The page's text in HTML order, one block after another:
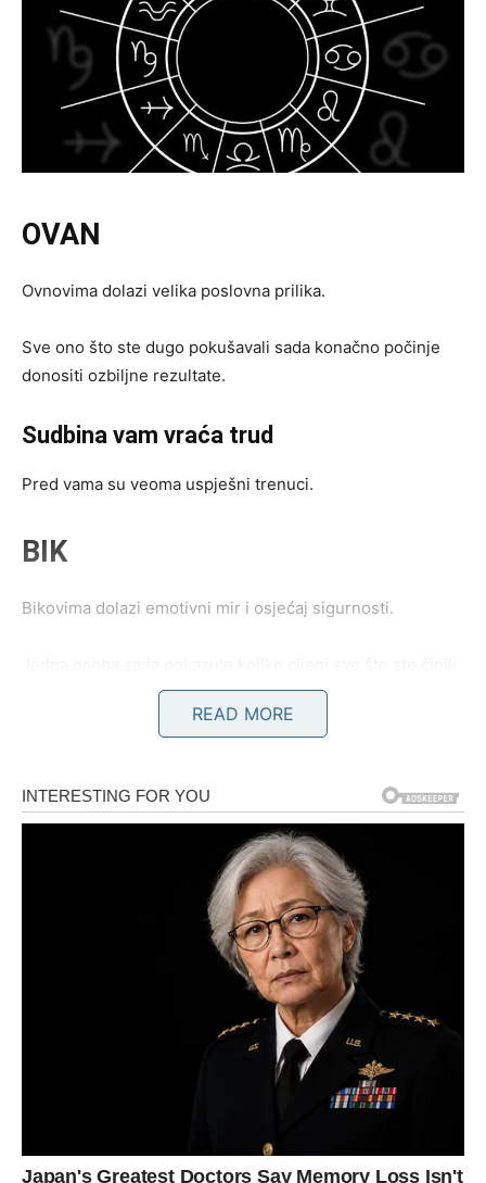
OVAN
Ovnovima dolazi velika poslovna prilika.
Sve ono što ste dugo pokušavali sada konačno počinje
donositi ozbiljne rezultate.
Sudbina vam vraća trud
Pred vama su veoma uspješni trenuci.
BIK
Bikovima dolazi emotivni mir i osjećaj sigurnosti.
Pred vama su veoma nježni i posebni trenuci.
Zvijezde vam donose veoma važnu vijest ili susret koji
Moguće je da konačno dobijete priliku koju dugo čekate.
Karma vam otvara nova vrata
READ MORE